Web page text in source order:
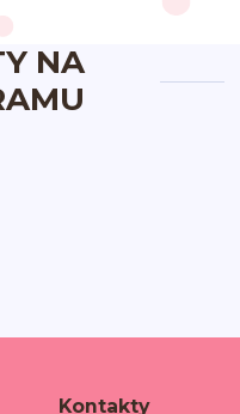
NA
Kontakty